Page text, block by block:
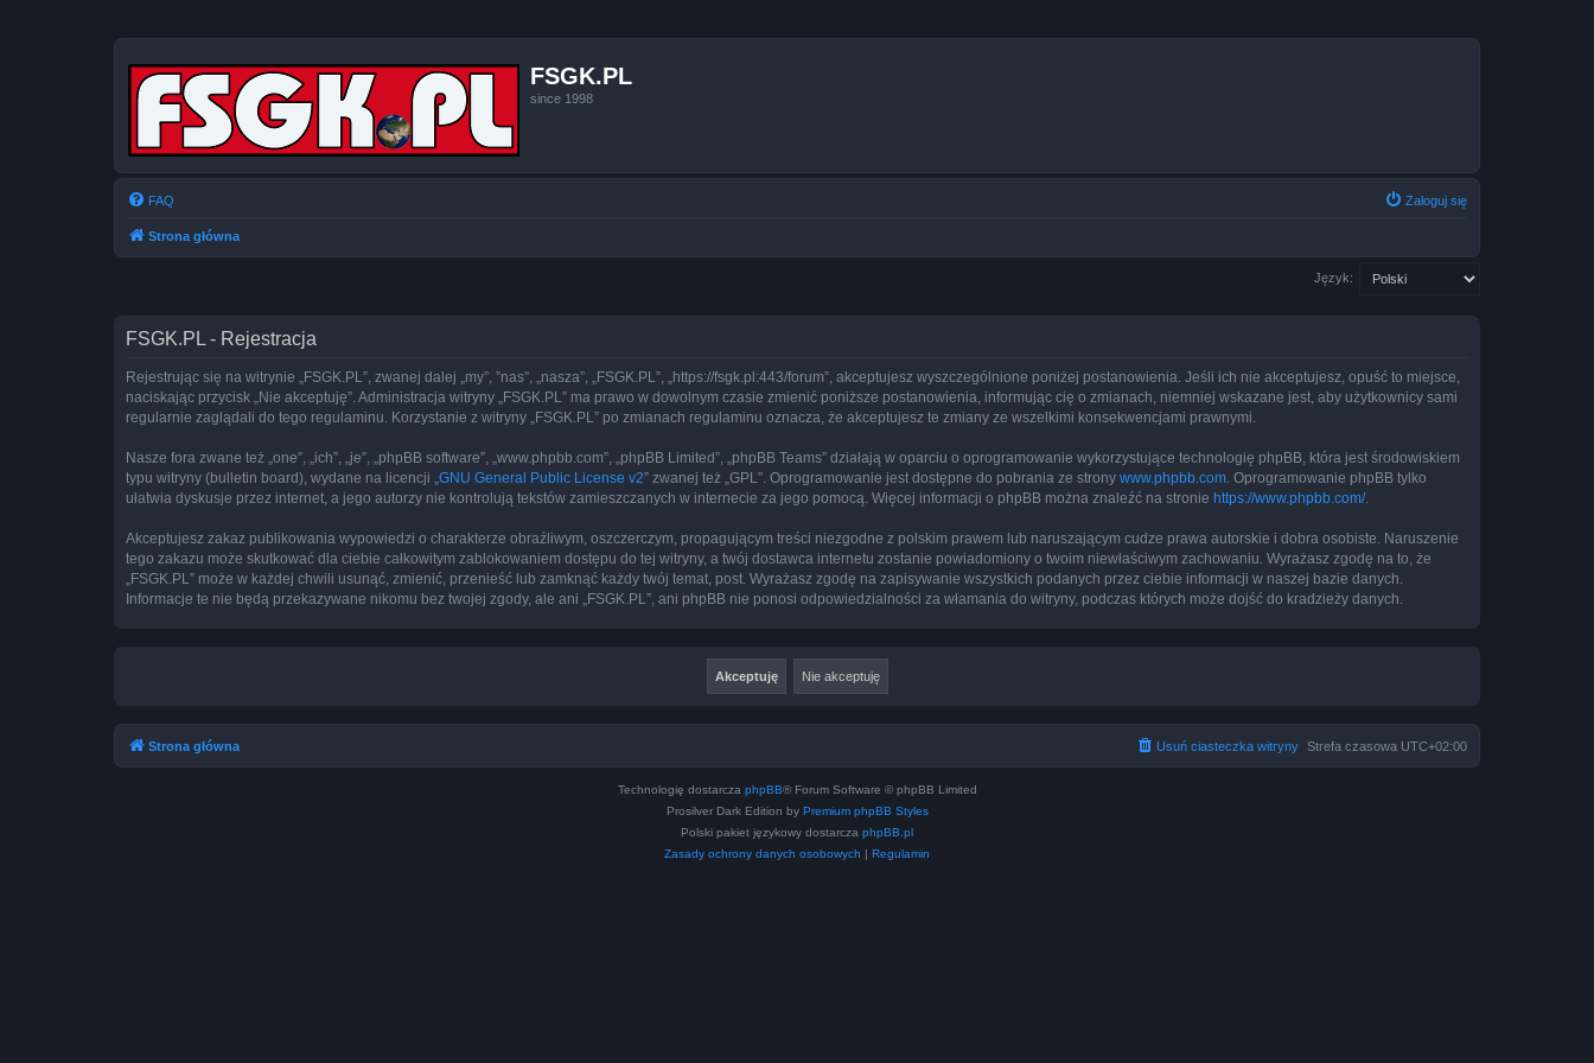
FSGK.PL
since 1998
FAQ Zaloguj się
Strona główna
Język:
FSGK.PL - Rejestracja
Rejestrując się na witrynie „FSGK.PL”, zwanej dalej „my”, ”nas”, „nasza”, „FSGK.PL”, „https://fsgk.pl:443/forum”, akceptujesz wyszczególnione poniżej postanowienia. Jeśli ich nie akceptujesz, opuść to miejsce,
naciskając przycisk „Nie akceptuję”. Administracja witryny „FSGK.PL” ma prawo w dowolnym czasie zmienić poniższe postanowienia, informując cię o zmianach, niemniej wskazane jest, aby użytkownicy sami
regularnie zaglądali do tego regulaminu. Korzystanie z witryny „FSGK.PL” po zmianach regulaminu oznacza, że akceptujesz te zmiany ze wszelkimi konsekwencjami prawnymi.
Nasze fora zwane też „one”, „ich”, „je”, „phpBB software”, „www.phpbb.com”, „phpBB Limited”, „phpBB Teams” działają w oparciu o oprogramowanie wykorzystujące technologię phpBB, która jest środowiskiem
typu witryny (bulletin board), wydane na licencji „ GNU General Public License v2” zwanej też „GPL”. Oprogramowanie jest dostępne do pobrania ze strony www.phpbb.com . Oprogramowanie phpBB tylko
ułatwia dyskusje przez internet, a jego autorzy nie kontrolują tekstów zamieszczanych w internecie za jego pomocą. Więcej informacji o phpBB można znaleźć na stronie https://www.phpbb.com/.
Akceptujesz zakaz publikowania wypowiedzi o charakterze obraźliwym, oszczerczym, propagującym treści niezgodne z polskim prawem lub naruszającym cudze prawa autorskie i dobra osobiste. Naruszenie
tego zakazu może skutkować dla ciebie całkowitym zablokowaniem dostępu do tej witryny, a twój dostawca internetu zostanie powiadomiony o twoim niewłaściwym zachowaniu. Wyrażasz zgodę na to, że
„FSGK.PL” może w każdej chwili usunąć, zmienić, przenieść lub zamknąć każdy twój temat, post. Wyrażasz zgodę na zapisywanie wszystkich podanych przez ciebie informacji w naszej bazie danych.
Informacje te nie będą przekazywane nikomu bez twojej zgody, ale ani „FSGK.PL”, ani phpBB nie ponosi odpowiedzialności za włamania do witryny, podczas których może dojść do kradzieży danych.
Strona główna Strefa czasowa UTC+02:00
Usuń ciasteczka witryny
Technologię dostarcza phpBB® Forum Software © phpBB Limited
Prosilver Dark Edition by Premium phpBB Styles
Polski pakiet językowy dostarcza phpBB.pl
Zasady ochrony danych osobowych | Regulamin